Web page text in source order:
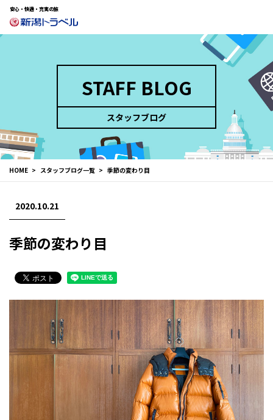
安心・快適・充実の旅
STAFF BLOG
スタッフブログ
HOME スタッフブログ一覧 季節の変わり目
2020.10.21
季節の変わり目